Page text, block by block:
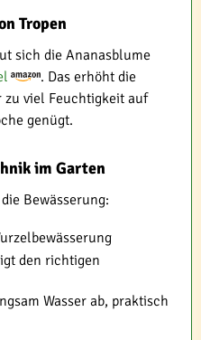
Tropen
sich die Ananasblume
. Das erhöht die
viel Feuchtigkeit auf
genügt.
im Garten
Bewässerung:
den richtigen
Wasser ab, praktisch